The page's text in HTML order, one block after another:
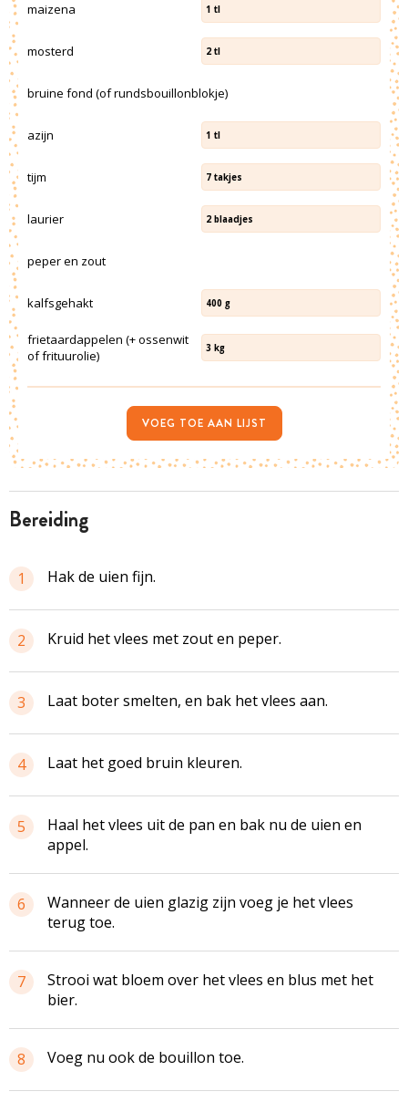
bereiding
1 Hak de uien fijn.
2 Kruid het vlees met zout en peper.
3 Laat boter smelten, en bak het vlees aan.
4 Laat het goed bruin kleuren.
5
Haal het vlees uit de pan en bak nu de uien en
appel.
6
Wanneer de uien glazig zijn voeg je het vlees
terug toe.
7
Strooi wat bloem over het vlees en blus met het
bier.
8 Voeg nu ook de bouillon toe.
maizena 1 tl
mosterd 2 tl
bruine fond (of rundsbouillonblokje)
azijn 1 tl
tijm 7 takjes
laurier 2 blaadjes
peper en zout
kalfsgehakt 400 g
frietaardappelen (+ ossenwit
of frituurolie)
3 kg
VOEG TOE AAN LIJST